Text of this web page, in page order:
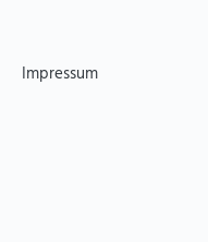
Impressum